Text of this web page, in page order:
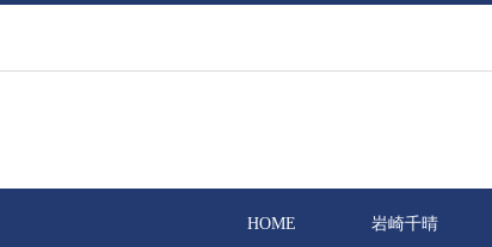
HOME 岩崎千晴